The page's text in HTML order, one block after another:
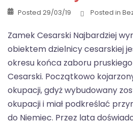
Posted 29/03/19 Posted in
Zamek Cesarski Najbardziej
obiektem dzielnicy cesarskiej
okresu końca zaboru
Cesarski. Początkowo
okupacji, gdyż wybudowany
okupacji i miał podkreślać
do Niemiec. Przez lata